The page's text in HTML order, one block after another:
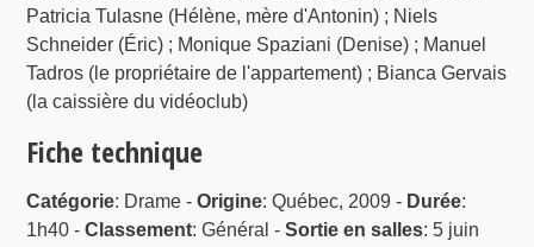
Patricia Tulasne (Hélène, mère d'Antonin) ; Niels
Schneider (Éric) ; Monique Spaziani (Denise) ; Manuel
Tadros (le propriétaire de l'appartement) ; Bianca Gervais
(la caissière du vidéoclub)
Fiche technique
Catégorie: Drame -Origine: Québec, 2009 - Durée:
1h40 -Classement: Général -Sortie en salles: 5 juin